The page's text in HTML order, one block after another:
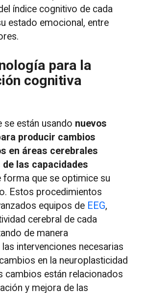
índice cognitivo de cada
estado emocional, entre
para la
cognitiva
se están usando nuevos
producir cambios
en áreas cerebrales
las capacidades
forma que se optimice su
Estos procedimientos
equipos de EEG,
cerebral de cada
de manera
intervenciones necesarias
en la neuroplasticidad
cambios están relacionados
y mejora de las